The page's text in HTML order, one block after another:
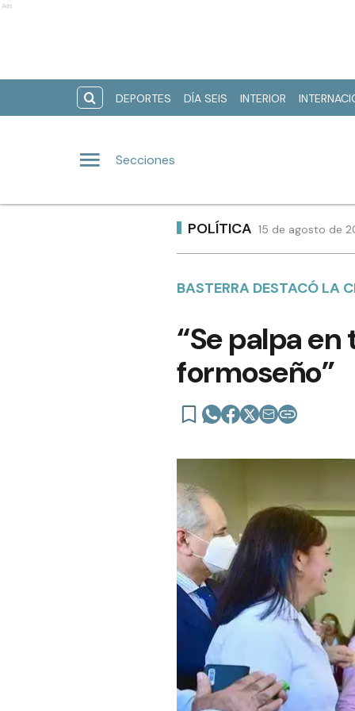
Ads
DEPORTES DÍA SEIS INTERIOR
Secciones
POLÍTICA 15 de agosto de
BASTERRA DESTACÓ LA
“Se palpa
formoseño”